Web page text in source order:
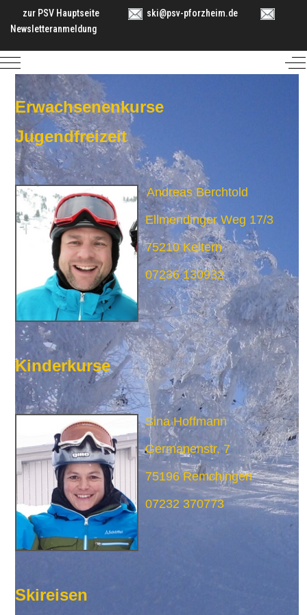
zur PSV Hauptseite
ski@psv-pforzheim.de
Newsletteranmeldung
Mobile Menu Toggle
Erwachsenenkurse
Jugendfreizeit
Andreas Berchtold
Ellmendinger Weg 17/3
75210 Keltern
07236 130932
Kinderkurse
Sina Hoffmann
Germanenstr. 7
75196 Remchingen
07232 370773
Skireisen